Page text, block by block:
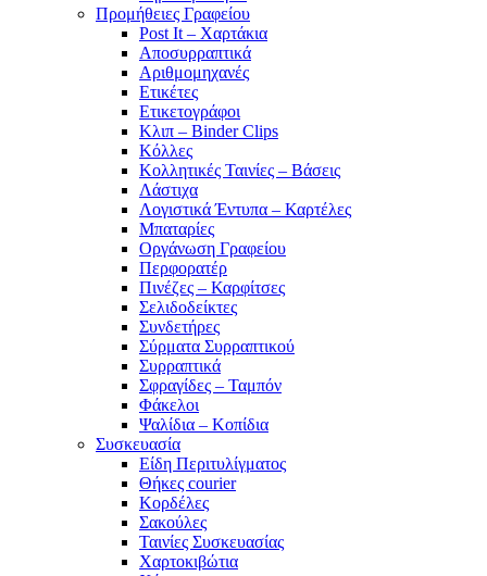
Προμήθειες Γραφείου
Post It – Χαρτάκια
Αποσυρραπτικά
Αριθμομηχανές
Ετικέτες
Ετικετογράφοι
Κλιπ – Binder Clips
Κόλλες
Κολλητικές Ταινίες – Βάσεις
Λάστιχα
Λογιστικά Έντυπα – Καρτέλες
Μπαταρίες
Οργάνωση Γραφείου
Περφορατέρ
Πινέζες – Καρφίτσες
Σελιδοδείκτες
Συνδετήρες
Σύρματα Συρραπτικού
Συρραπτικά
Σφραγίδες – Ταμπόν
Φάκελοι
Ψαλίδια – Κοπίδια
Συσκευασία
Είδη Περιτυλίγματος
Θήκες courier
Κορδέλες
Σακούλες
Ταινίες Συσκευασίας
Χαρτοκιβώτια